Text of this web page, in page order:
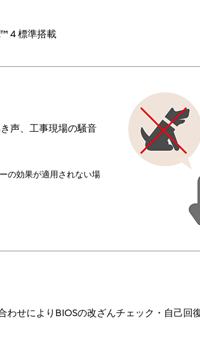
4 標準搭載
声、工事現場の騒音
の効果が適用されない場
せによりBIOSの改ざんチェック・自己回